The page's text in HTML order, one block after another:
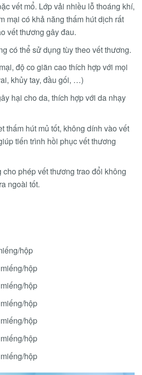
vết mổ. Lớp vải nhiều lỗ thoáng khí,
mại có khả năng thấm hút dịch rất
vết thương gây đau.
có thể sử dụng tùy theo vết thương.
độ co giãn cao thích hợp với mọi
khủy tay, đầu gối, …)
hại cho da, thích hợp với da nhạy
thấm hút mủ tốt, không dính vào vết
tiến trình hồi phục vết thương
cho phép vết thương trao đổi không
ngoài tốt.
hộp
hộp
hộp
hộp
hộp
hộp
hộp